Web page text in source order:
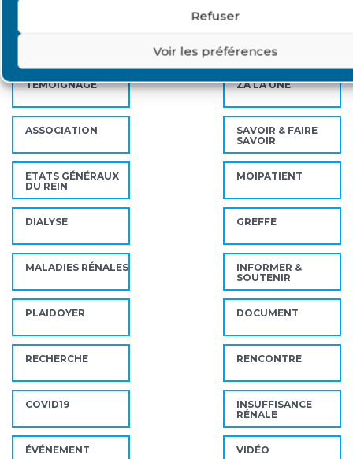
Refuser
Voir les préférences
Catégories
TÉMOIGNAGE ZA LA UNE
ASSOCIATION
SAVOIR & FAIRE
SAVOIR
ETATS GÉNÉRAUX
DU REIN
MOIPATIENT
DIALYSE GREFFE
MALADIES RÉNALES
INFORMER &
SOUTENIR
PLAIDOYER DOCUMENT
RECHERCHE RENCONTRE
COVID19
INSUFFISANCE
RÉNALE
ÉVÉNEMENT VIDÉO